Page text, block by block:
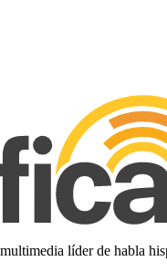
líder de habla